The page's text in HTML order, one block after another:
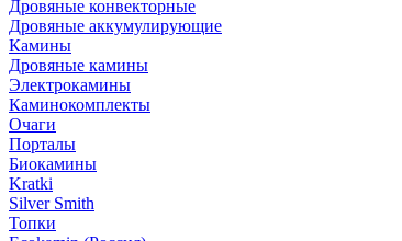
Дровяные конвекторные
Дровяные аккумулирующие
Камины
Дровяные камины
Электрокамины
Каминокомплекты
Очаги
Порталы
Биокамины
Kratki
Silver Smith
Топки